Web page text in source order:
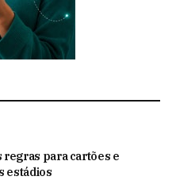
regras para cartões e
estádios